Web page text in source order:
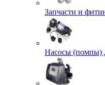
Запчасти и
Насосы (помпы)